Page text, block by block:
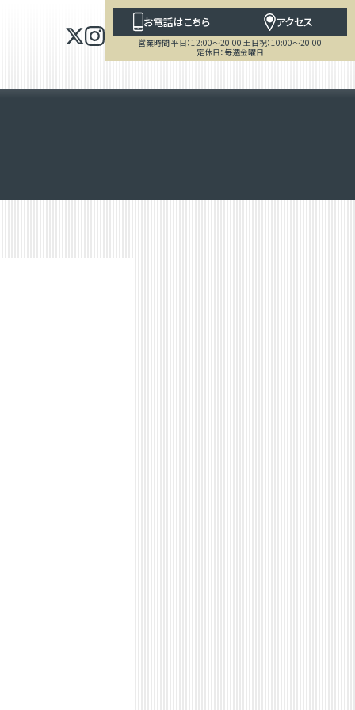
お電話はこちら アクセス
営業時間 平日：12:00～20:00 土日祝：10:00～20:00
定休日：毎週金曜日